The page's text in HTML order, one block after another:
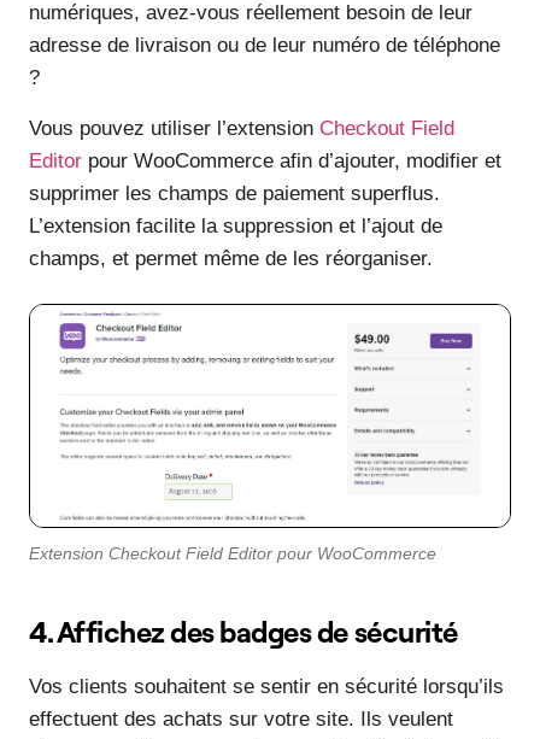
numériques, avez-vous réellement besoin de leur
adresse de livraison ou de leur numéro de téléphone
?
Vous pouvez utiliser l’extension Checkout Field
Editor pour WooCommerce afin d’ajouter, modifier et
supprimer les champs de paiement superflus.
L’extension facilite la suppression et l’ajout de
champs, et permet même de les réorganiser.
Extension Checkout Field Editor pour WooCommerce
4. Affichez des badges de sécurité
Vos clients souhaitent se sentir en sécurité lorsqu’ils
effectuent des achats sur votre site. Ils veulent